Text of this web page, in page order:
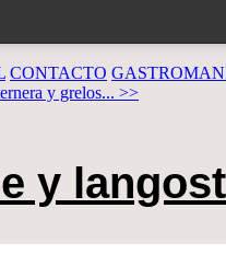
CONTACTO
y grelos... >>
y